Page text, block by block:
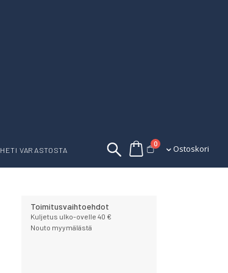
Ostoskori
0tuotettaOstoskori
HETI VARASTOSTA
Toimitusvaihtoehdot
Kuljetus ulko-ovelle 40 €
Nouto myymälästä